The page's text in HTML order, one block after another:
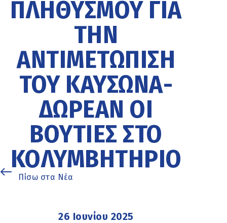
ΠΛΗΘΥΣΜΟΎ ΓΙΑ
ΤΗΝ
ΑΝΤΙΜΕΤΏΠΙΣΗ
ΤΟΥ ΚΑΎΣΩΝΑ-
ΔΩΡΕΆΝ ΟΙ
ΒΟΥΤΙΈΣ ΣΤΟ
ΚΟΛΥΜΒΗΤΉΡΙΟ
Πίσω στα Νέα
26 Ιουνίου 2025